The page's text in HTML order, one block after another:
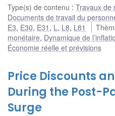
Type(s) de contenu : Travaux de
Documents de travail du
E3, E30, E31 , L , L8, L81
monétaire, Dynamique de
Économie réelle et prévisions
Price Discounts
During the Post-
Surge